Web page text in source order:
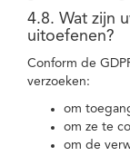
4.8. Wat zijn
uitoefenen?
Conform de
verzoeken:
om
om ze te
om de